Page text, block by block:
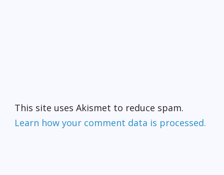
This site uses Akismet to reduce spam.
Learn how your comment data is processed.